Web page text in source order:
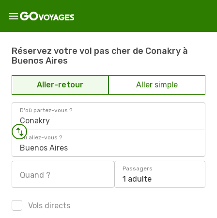
Réservez votre vol pas cher de Conakry à
Buenos Aires
Aller-retour Aller simple
D'où partez-vous ?
Conakry
Où allez-vous ?
Buenos Aires
Quand ?
Passagers
1 adulte
Vols directs